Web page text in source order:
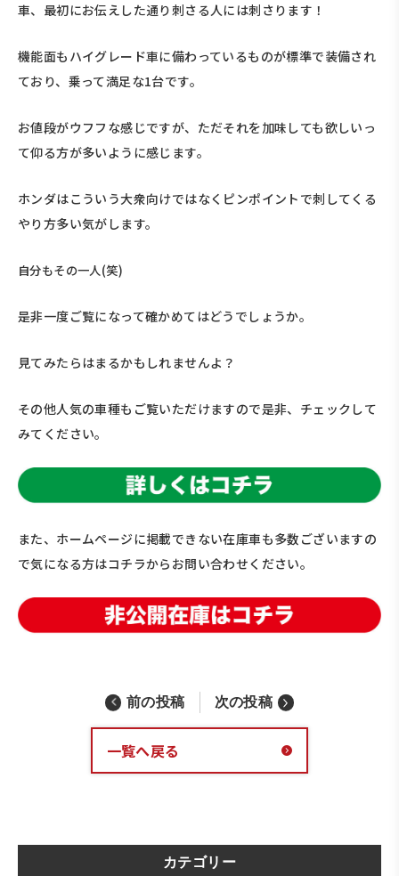
車、最初にお伝えした通り刺さる人には刺さります！
機能面もハイグレード車に備わっているものが標準で装備され
ており、乗って満足な1台です。
お値段がウフフな感じですが、ただそれを加味しても欲しいっ
て仰る方が多いように感じます。
ホンダはこういう大衆向けではなくピンポイントで刺してくる
やり方多い気がします。
自分もその一人(笑)
是非一度ご覧になって確かめてはどうでしょうか。
見てみたらはまるかもしれませんよ？
その他人気の車種もご覧いただけますので是非、チェックして
みてください。
また、ホームページに掲載できない在庫車も多数ございますの
で気になる方はコチラからお問い合わせください。
前の投稿 次の投稿
一覧へ戻る
カテゴリー